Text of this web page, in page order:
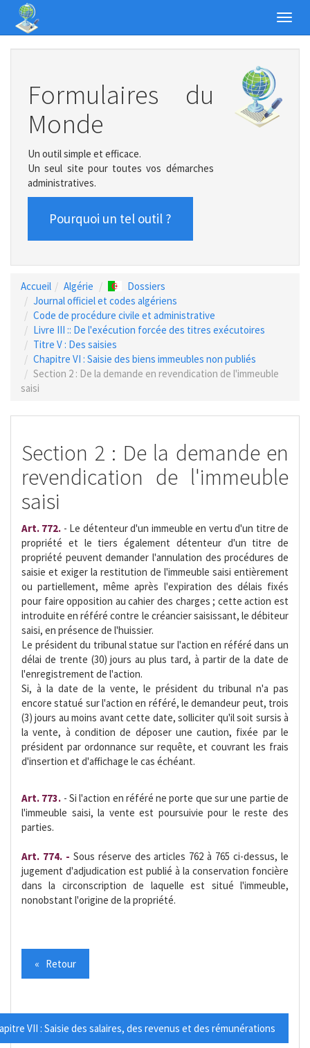
Formulaires du
Monde
Un outil simple et efficace.
Un seul site pour toutes vos démarches
administratives.
Pourquoi un tel outil ?
Accueil Algérie
Dossiers
Journal officiel et codes algériens
Code de procédure civile et administrative
Livre III :: De l'exécution forcée des titres exécutoires
Titre V : Des saisies
Chapitre VI : Saisie des biens immeubles non publiés
Section 2 : De la demande en revendication de l'immeuble
saisi
Section 2 : De la demande en
revendication de l'immeuble
saisi
Art. 772. - Le détenteur d'un immeuble en vertu d'un titre de
propriété et le tiers également détenteur d'un titre de
propriété peuvent demander l'annulation des procédures de
saisie et exiger la restitution de l'immeuble saisi entièrement
ou partiellement, même après l'expiration des délais fixés
pour faire opposition au cahier des charges ; cette action est
introduite en référé contre le créancier saisissant, le débiteur
saisi, en présence de l'huissier.
Le président du tribunal statue sur l'action en référé dans un
délai de trente (30) jours au plus tard, à partir de la date de
l'enregistrement de l'action.
Si, à la date de la vente, le président du tribunal n'a pas
encore statué sur l'action en référé, le demandeur peut, trois
(3) jours au moins avant cette date, solliciter qu'il soit sursis à
la vente, à condition de déposer une caution, fixée par le
président par ordonnance sur requête, et couvrant les frais
d'insertion et d'affichage le cas échéant.
Art. 773. - Si l'action en référé ne porte que sur une partie de
l'immeuble saisi, la vente est poursuivie pour le reste des
parties.
Art. 774. - Sous réserve des articles 762 à 765 ci-dessus, le
jugement d'adjudication est publié à la conservation foncière
dans la circonscription de laquelle est situé l'immeuble,
nonobstant l'origine de la propriété.
« Retour
VII : Saisie des salaires, des revenus et des rémunérations